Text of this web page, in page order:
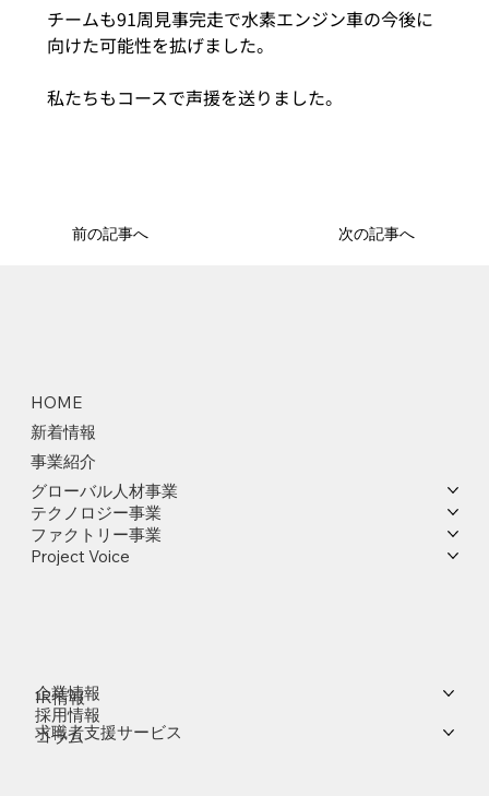
前の記事へ 次の記事へ
チームも91周見事完走で水素エンジン車の今後に
向けた可能性を拡げました。
私たちもコースで声援を送りました。
HOME
新着情報
事業紹介
グローバル人材事業
テクノロジー事業
ファクトリー事業
Project Voice
企業情報
IR情報
採用情報
求職者支援サービス
コラム